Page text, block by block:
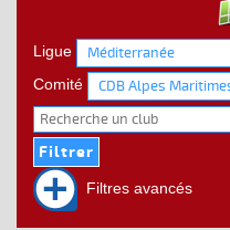
Ligue
Comité
Filtres avancés